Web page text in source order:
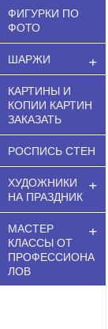
ФИГУРКИ ПО
ФОТО
+
ШАРЖИ
КАРТИНЫ И
КОПИИ КАРТИН
ЗАКАЗАТЬ
РОСПИСЬ СТЕН
+
ХУДОЖНИКИ
НА ПРАЗДНИК
+
МАСТЕР
КЛАССЫ ОТ
ПРОФЕССИОНА
ЛОВ